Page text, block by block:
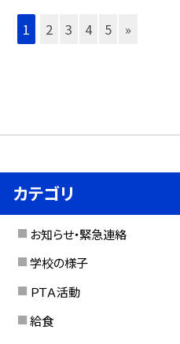
1 2 3 4 5 »
カテゴリ
お知らせ・緊急連絡
学校の様子
ＰＴＡ活動
給食